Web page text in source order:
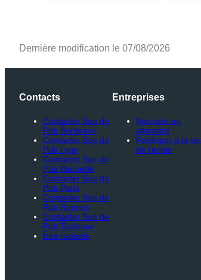
Dernière modification le 07/08/2026
Contacts
Contacter Sup de
Pub Bordeaux
Contacter Sup de
Pub Lyon
Contacter Sup de
Pub Marseille
Contacter Sup de
Pub Paris
Contacter Sup de
Pub Rennes
Contacter Sup de
Pub Toulouse
Être rappelé
Entreprises
Recruter un
alternant
Participer à la vie
de l’école